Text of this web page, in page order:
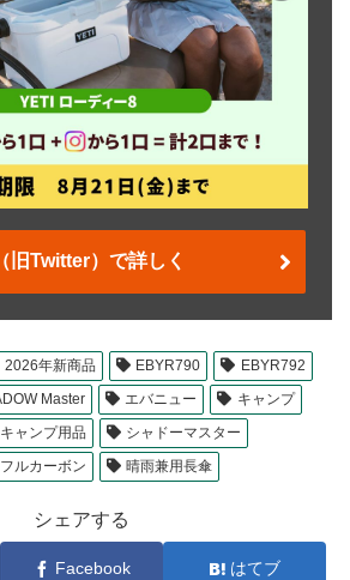
旧Twitter）で詳しく
2026年新商品 EBYR790
EBYR792
Master エバニュー
キャンプ
キャンプ用品
シャドーマスター
フルカーボン 晴雨兼用長傘
シェアする
Facebook はてブ